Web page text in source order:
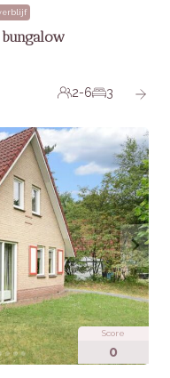
2-6 3
Score
0